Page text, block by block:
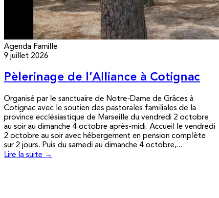
Agenda Famille
9 juillet 2026
Pèlerinage de l’Alliance à Cotignac
Organisé par le sanctuaire de Notre-Dame de Grâces à
Cotignac avec le soutien des pastorales familiales de la
province ecclésiastique de Marseille du vendredi 2 octobre
au soir au dimanche 4 octobre après-midi. Accueil le vendredi
2 octobre au soir avec hébergement en pension complète
sur 2 jours. Puis du samedi au dimanche 4 octobre,...
Lire la suite →